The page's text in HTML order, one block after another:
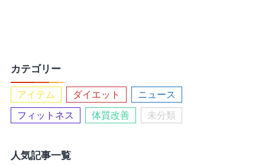
カテゴリー
アイテム ダイエット ニュース
フィットネス 体質改善 未分類
人気記事一覧